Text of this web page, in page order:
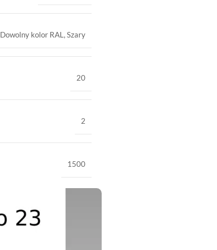
Dowolny kolor RAL,Szary
20
2
1500